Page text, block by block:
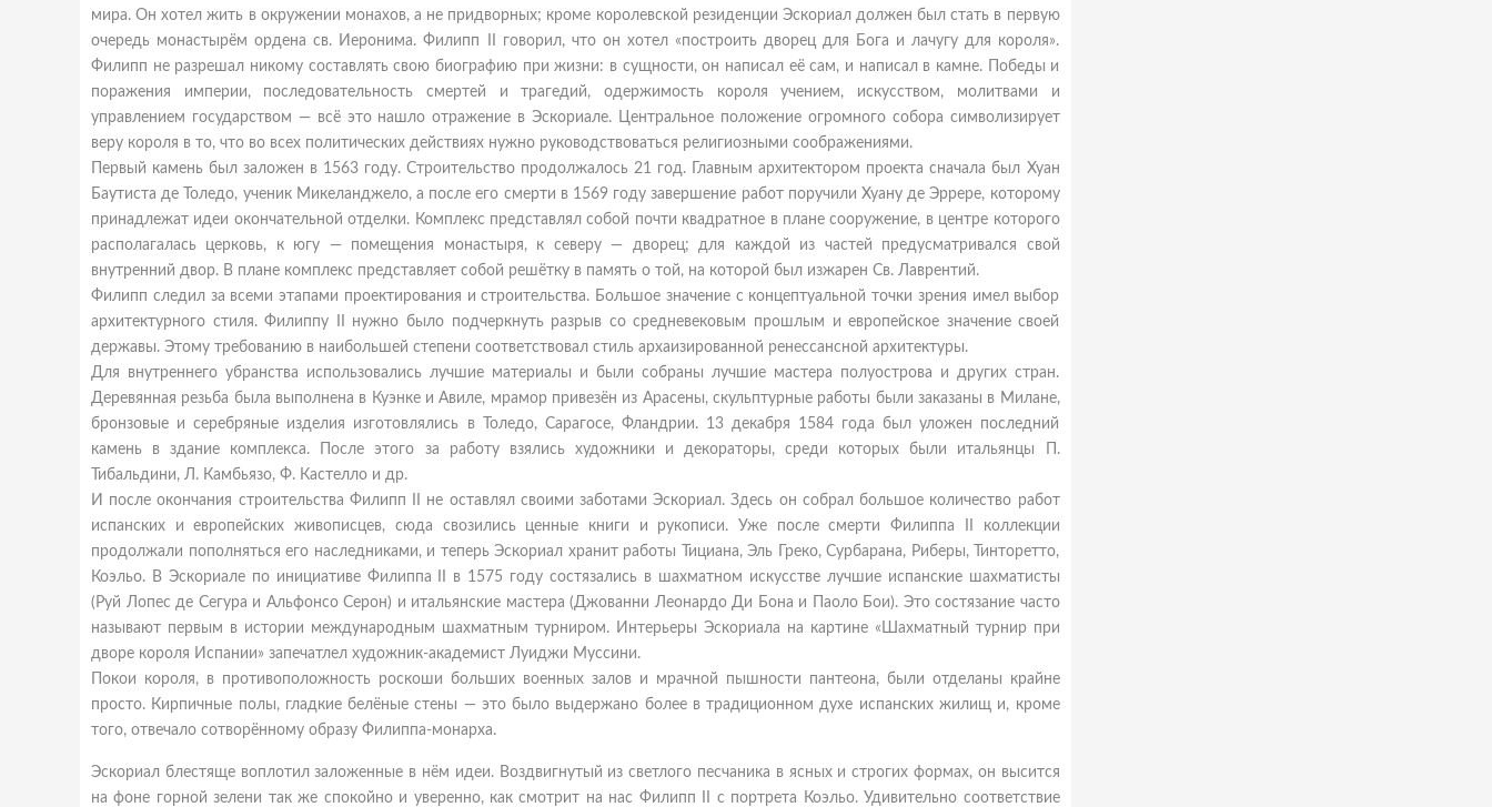
мира. Он хотел жить в окружении монахов, а не придворных; кроме королевской резиденции Эскориал должен был стать в первую
очередь монастырём ордена св. Иеронима. Филипп II говорил, что он хотел «построить дворец для Бога и лачугу для короля».
Филипп не разрешал никому составлять свою биографию при жизни: в сущности, он написал её сам, и написал в камне. Победы и
поражения империи, последовательность смертей и трагедий, одержимость короля учением, искусством, молитвами и
управлением государством — всё это нашло отражение в Эскориале. Центральное положение огромного собора символизирует
веру короля в то, что во всех политических действиях нужно руководствоваться религиозными соображениями.
Первый камень был заложен в 1563 году. Строительство продолжалось 21 год. Главным архитектором проекта сначала был Хуан
Баутиста де Толедо, ученик Микеланджело, а после его смерти в 1569 году завершение работ поручили Хуану де Эррере, которому
принадлежат идеи окончательной отделки. Комплекс представлял собой почти квадратное в плане сооружение, в центре которого
располагалась церковь, к югу — помещения монастыря, к северу — дворец; для каждой из частей предусматривался свой
внутренний двор. В плане комплекс представляет собой решётку в память o той, на которой был изжарен Св. Лаврентий.
Филипп следил за всеми этапами проектирования и строительства. Большое значение с концептуальной точки зрения имел выбор
архитектурного стиля. Филиппу II нужно было подчеркнуть разрыв со средневековым прошлым и европейское значение своей
державы. Этому требованию в наибольшей степени соответствовал стиль архаизированной ренессансной архитектуры.
Для внутреннего убранства использовались лучшие материалы и были собраны лучшие мастера полуострова и других стран.
Деревянная резьба была выполнена в Куэнке и Авиле, мрамор привезён из Арасены, скульптурные работы были заказаны в Милане,
бронзовые и серебряные изделия изготовлялись в Толедо, Сарагосе, Фландрии. 13 декабря 1584 года был уложен последний
камень в здание комплекса. После этого за работу взялись художники и декораторы, среди которых были итальянцы П.
Тибальдини, Л. Камбьязо, Ф. Кастелло и др.
И после окончания строительства Филипп II не оставлял своими заботами Эскориал. Здесь он собрал большое количество работ
испанских и европейских живописцев, сюда свозились ценные книги и рукописи. Уже после смерти Филиппа II коллекции
продолжали пополняться его наследниками, и теперь Эскориал хранит работы Тициана, Эль Греко, Сурбарана, Риберы, Тинторетто,
Коэльо. В Эскориале по инициативе Филиппа II в 1575 году состязались в шахматном искусстве лучшие испанские шахматисты
(Руй Лопес де Сегура и Альфонсо Серон) и итальянские мастера (Джованни Леонардо Ди Бона и Паоло Бои). Это состязание часто
называют первым в истории международным шахматным турниром. Интерьеры Эскориала на картине «Шахматный турнир при
дворе короля Испании» запечатлел художник-академист Луиджи Муссини.
Покои короля, в противоположность роскоши больших военных залов и мрачной пышности пантеона, были отделаны крайне
просто. Кирпичные полы, гладкие белёные стены — это было выдержано более в традиционном духе испанских жилищ и, кроме
того, отвечало сотворённому образу Филиппа-монарха.
Эскориал блестяще воплотил заложенные в нём идеи. Воздвигнутый из светлого песчаника в ясных и строгих формах, он высится
на фоне горной зелени так же спокойно и уверенно, как смотрит на нас Филипп II с портрета Коэльо. Удивительно соответствие